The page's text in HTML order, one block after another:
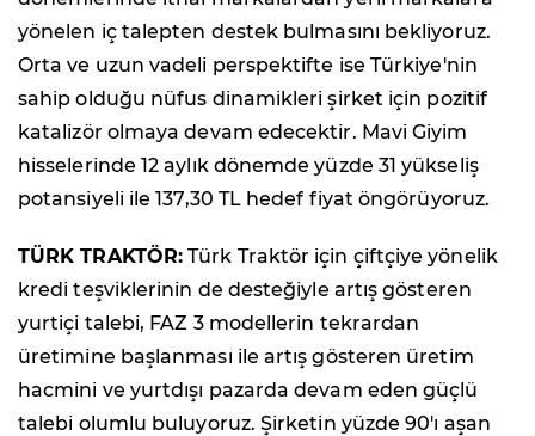
yönelen iç talepten destek bulmasını bekliyoruz.
Orta ve uzun vadeli perspektifte ise Türkiye'nin
sahip olduğu nüfus dinamikleri şirket için pozitif
katalizör olmaya devam edecektir. Mavi Giyim
hisselerinde 12 aylık dönemde yüzde 31 yükseliş
potansiyeli ile 137,30 TL hedef fiyat öngörüyoruz.
TÜRK TRAKTÖR: Türk Traktör için çiftçiye yönelik
kredi teşviklerinin de desteğiyle artış gösteren
yurtiçi talebi, FAZ 3 modellerin tekrardan
üretimine başlanması ile artış gösteren üretim
hacmini ve yurtdışı pazarda devam eden güçlü
talebi olumlu buluyoruz. Şirketin yüzde 90'ı aşan